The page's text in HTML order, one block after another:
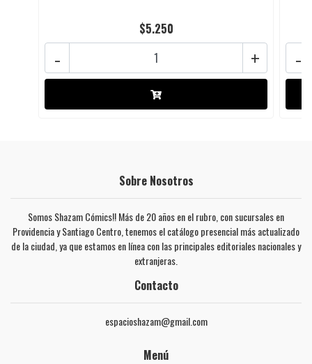
$5.250
+
- -
Sobre Nosotros
Somos Shazam Cómics!! Más de 20 años en el rubro, con sucursales en
Providencia y Santiago Centro, tenemos el catálogo presencial más actualizado
de la ciudad, ya que estamos en línea con las principales editoriales nacionales y
extranjeras.
Contacto
espacioshazam@gmail.com
Menú